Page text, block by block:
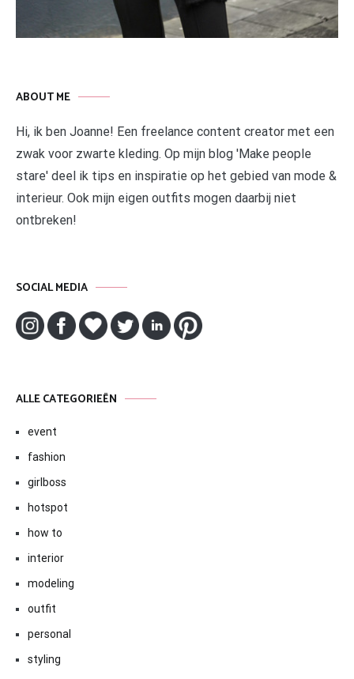
ABOUT ME
Hi, ik ben Joanne! Een freelance content creator met een
zwak voor zwarte kleding. Op mijn blog 'Make people
stare' deel ik tips en inspiratie op het gebied van mode &
interieur. Ook mijn eigen outfits mogen daarbij niet
ontbreken!
SOCIAL MEDIA
ALLE CATEGORIEËN
event
fashion
girlboss
hotspot
how to
interior
modeling
outfit
personal
styling